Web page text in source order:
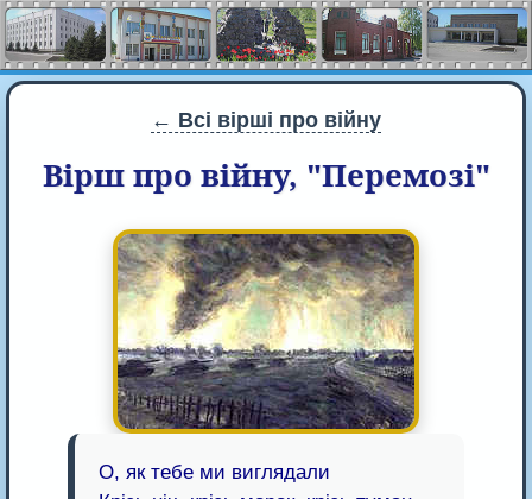
← Всі вірші про війну
Вірш про війну, "Перемозі"
О, як тебе ми виглядали